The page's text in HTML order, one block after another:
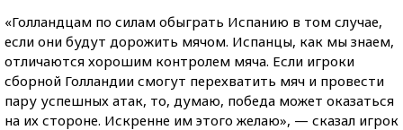
«Голландцам по силам обыграть Испанию в том случае,
если они будут дорожить мячом. Испанцы, как мы знаем,
отличаются хорошим контролем мяча. Если игроки
сборной Голландии смогут перехватить мяч и провести
пару успешных атак, то, думаю, победа может оказаться
на их стороне. Искренне им этого желаю», — сказал игрок